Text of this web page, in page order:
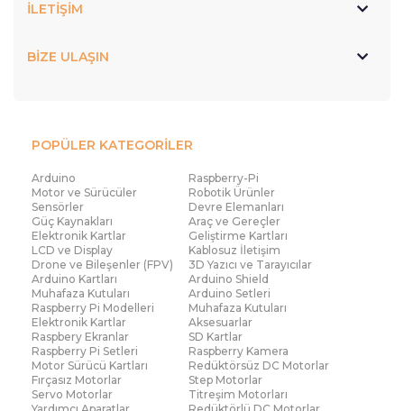
İLETİŞİM
BİZE ULAŞIN
POPÜLER KATEGORİLER
Arduino
Raspberry-Pi
Motor ve Sürücüler
Robotik Ürünler
Sensörler
Devre Elemanları
Güç Kaynakları
Araç ve Gereçler
Elektronik Kartlar
Geliştirme Kartları
LCD ve Display
Kablosuz İletişim
Drone ve Bileşenler (FPV)
3D Yazıcı ve Tarayıcılar
Arduino Kartları
Arduino Shield
Muhafaza Kutuları
Arduino Setleri
Raspberry Pi Modelleri
Muhafaza Kutuları
Elektronik Kartlar
Aksesuarlar
Raspbery Ekranlar
SD Kartlar
Raspberry Pi Setleri
Raspberry Kamera
Motor Sürücü Kartları
Redüktörsüz DC Motorlar
Fırçasız Motorlar
Step Motorlar
Servo Motorlar
Titreşim Motorları